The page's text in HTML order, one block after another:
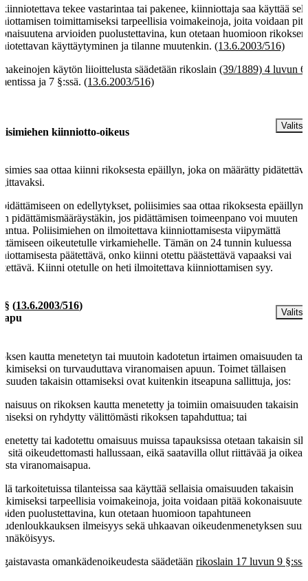
kiinniotettava tekee vastarintaa tai pakenee, kiinniottaja saa käyttää
toimittamiseksi tarpeellisia voimakeinoja, joita voidaan
arvioiden puolustettavina, kun otetaan huomioon
käyttäytyminen ja tilanne muutenkin. (13.6.2003/516)
käytön liioittelusta säädetään rikoslain (39/1889) 4 luvun 6
ja 7 §:ssä. (13.6.2003/516)
kiinniotto-oikeus
saa ottaa kiinni rikoksesta epäillyn, joka on määrätty
pidättämiseen on edellytykset, poliisimies saa ottaa rikoksesta
pidättämismääräystäkin, jos pidättämisen toimeenpano voi muuten
Poliisimiehen on ilmoitettava kiinniottamisesta viipymättä
oikeutetulle virkamiehelle. Tämän on 24 tunnin kuluessa
päätettävä, onko kiinni otettu päästettävä vapaaksi vai
Kiinni otetulle on heti ilmoitettava kiinniottamisen syy.
§ (13.6.2003/516)
kautta menetetyn tai muutoin kadotetun irtaimen omaisuuden
on turvauduttava viranomaisen apuun. Toimet tällaisen
takaisin ottamiseksi ovat kuitenkin itseapuna sallittuja, jos:
on rikoksen kautta menetetty ja toimiin omaisuuden takaisin
on ryhdytty välittömästi rikoksen tapahduttua; tai
tai kadotettu omaisuus muissa tapauksissa otetaan takaisin
sitä oikeudettomasti hallussaan, eikä saatavilla ollut riittävää ja oikea-
viranomaisapua.
tarkoitetuissa tilanteissa saa käyttää sellaisia omaisuuden takaisin
tarpeellisia voimakeinoja, joita voidaan pitää
puolustettavina, kun otetaan huomioon tapahtuneen
ilmeisyys sekä uhkaavan oikeudenmenetyksen
omankädenoikeudesta säädetään rikoslain 17 luvun 9 §:ssä